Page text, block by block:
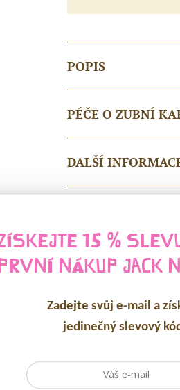
POPIS
PÉČE O ZUBNÍ
DALŠÍ
SOUVISEJÍCÍ
15 %
NÁKUP JACK
Zadejte svůj e-mail a
jedinečný slevový